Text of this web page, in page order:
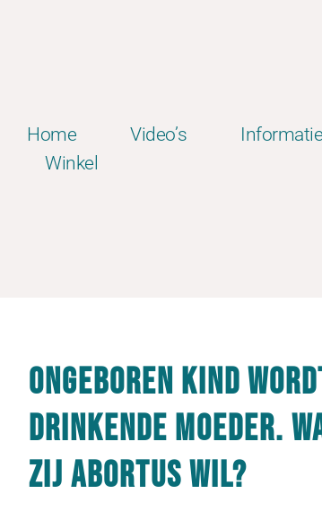
Home Video’s Informatie
Winkel
Ongeboren kind
drinkende moeder.
zij abortus wil?